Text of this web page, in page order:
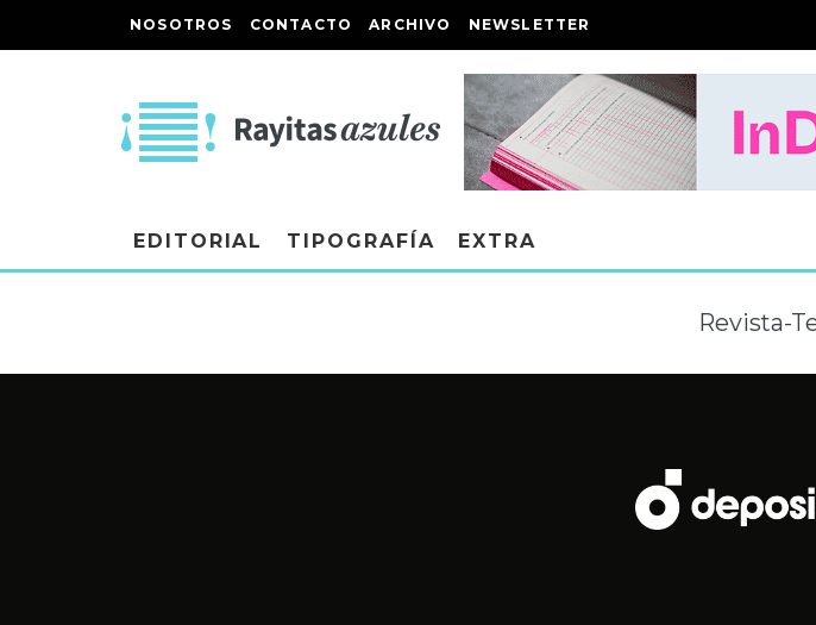
NOSOTROS CONTACTO ARCHIVO NEWSLETTER
EDITORIAL TIPOGRAFÍA EXTRA
Revista-